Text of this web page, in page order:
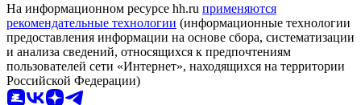
На информационном ресурсе hh.ru применяются
рекомендательные технологии (информационные технологии
предоставления информации на основе сбора, систематизации
и анализа сведений, относящихся к предпочтениям
пользователей сети «Интернет», находящихся на территории
Российской Федерации)